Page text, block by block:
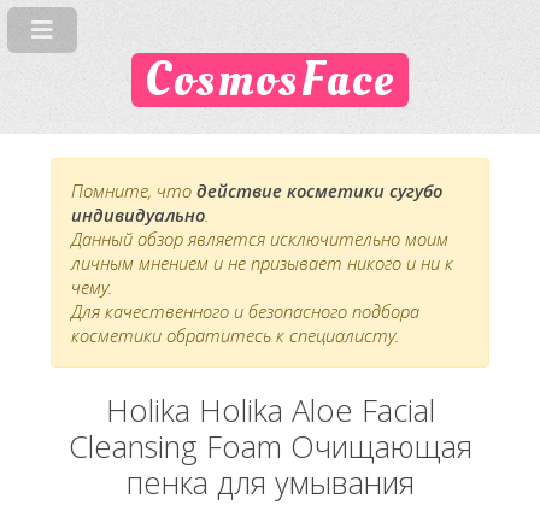
CosmosFace
Помните, что действие косметики сугубо
индивидуально.
Данный обзор является исключительно моим
личным мнением и не призывает никого и ни к
чему.
Для качественного и безопасного подбора
косметики обратитесь к специалисту.
Holika Holika Aloe Facial
Cleansing Foam Очищающая
пенка для умывания